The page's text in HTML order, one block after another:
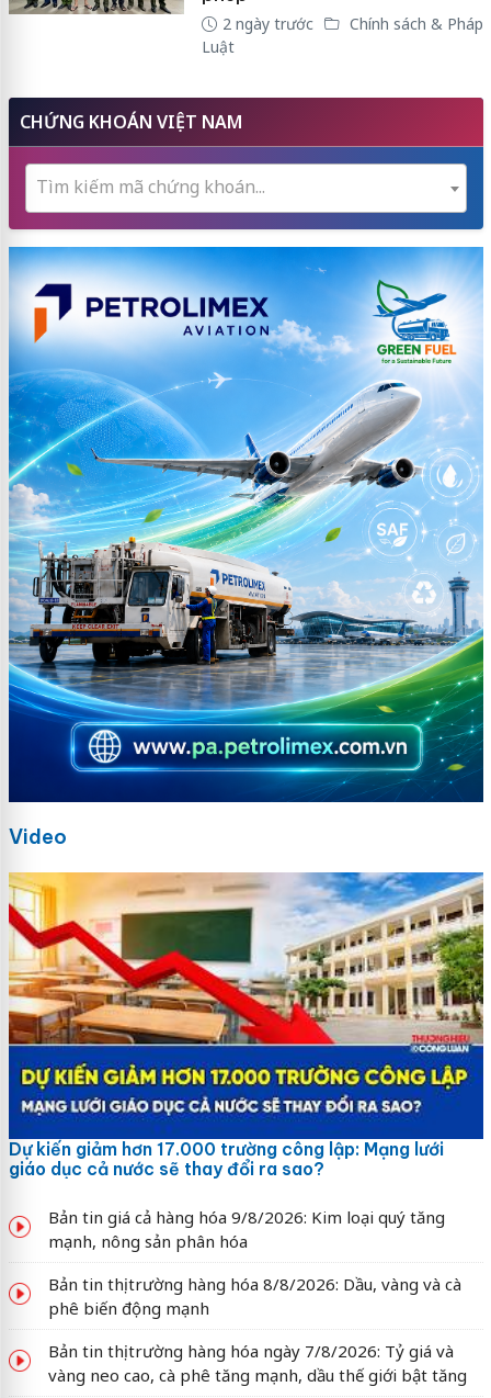
2 ngày trước
Chính sách & Pháp
Luật
CHỨNG KHOÁN VIỆT NAM
Tìm kiếm mã chứng khoán...
Video
Dự kiến giảm hơn 17.000 trường công lập: Mạng lưới
giáo dục cả nước sẽ thay đổi ra sao?
Bản tin giá cả hàng hóa 9/8/2026: Kim loại quý tăng
mạnh, nông sản phân hóa
Bản tin thị trường hàng hóa 8/8/2026: Dầu, vàng và cà
phê biến động mạnh
Bản tin thị trường hàng hóa ngày 7/8/2026: Tỷ giá và
vàng neo cao, cà phê tăng mạnh, dầu thế giới bật tăng